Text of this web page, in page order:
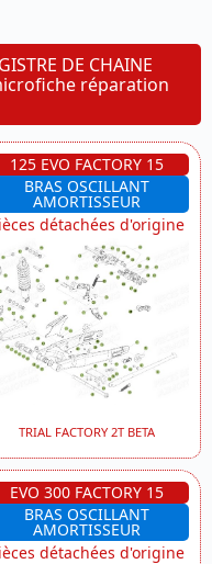
DE CHAINE
réparation
125 EVO FACTORY 15
BRAS OSCILLANT
AMORTISSEUR
détachées d'origine
TRIAL FACTORY 2T BETA
EVO 300 FACTORY 15
BRAS OSCILLANT
AMORTISSEUR
détachées d'origine